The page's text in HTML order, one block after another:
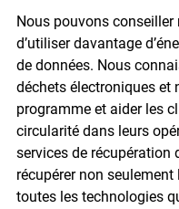
Nous pouvons
d’utiliser davantage
de données. Nous
déchets électroniques et
programme et aider les
circularité dans leurs
services de
récupérer non
toutes les technologies